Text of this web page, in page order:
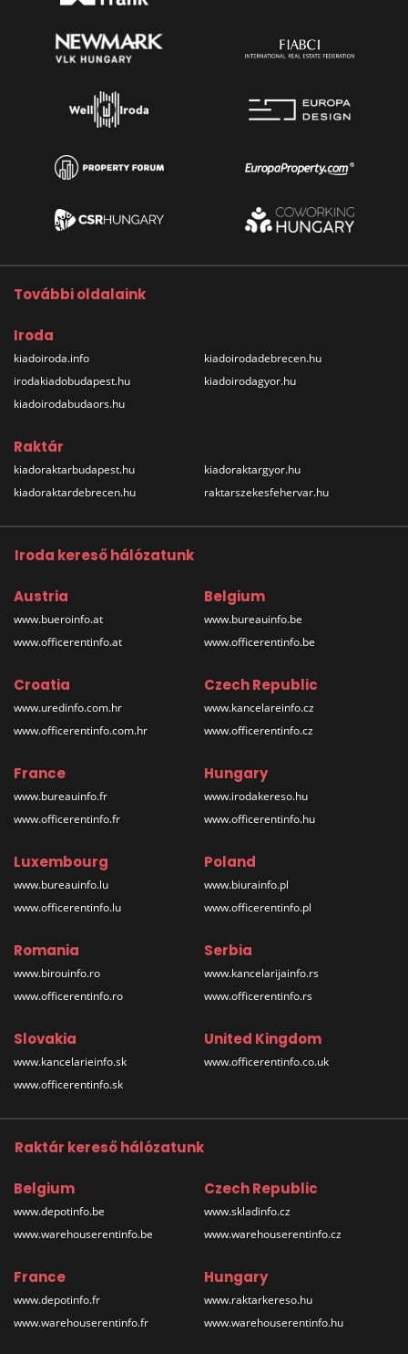
További oldalaink
Iroda
kiadoiroda.info
irodakiadobudapest.hu
kiadoirodabudaors.hu
kiadoirodadebrecen.hu
kiadoirodagyor.hu
Raktár
kiadoraktarbudapest.hu
kiadoraktardebrecen.hu
kiadoraktargyor.hu
raktarszekesfehervar.hu
Iroda kereső hálózatunk
Austria
www.bueroinfo.at
www.officerentinfo.at
Belgium
www.bureauinfo.be
www.officerentinfo.be
Croatia
www.uredinfo.com.hr
www.officerentinfo.com.hr
Czech Republic
www.kancelareinfo.cz
www.officerentinfo.cz
France
www.bureauinfo.fr
www.officerentinfo.fr
Hungary
www.irodakereso.hu
www.officerentinfo.hu
Luxembourg
www.bureauinfo.lu
www.officerentinfo.lu
Poland
www.biurainfo.pl
www.officerentinfo.pl
Romania
www.birouinfo.ro
www.officerentinfo.ro
Serbia
www.kancelarijainfo.rs
www.officerentinfo.rs
Slovakia
www.kancelarieinfo.sk
www.officerentinfo.sk
United Kingdom
www.officerentinfo.co.uk
Raktár kereső hálózatunk
Belgium
www.depotinfo.be
www.warehouserentinfo.be
Czech Republic
www.skladinfo.cz
www.warehouserentinfo.cz
France
www.depotinfo.fr
www.warehouserentinfo.fr
Hungary
www.raktarkereso.hu
www.warehouserentinfo.hu